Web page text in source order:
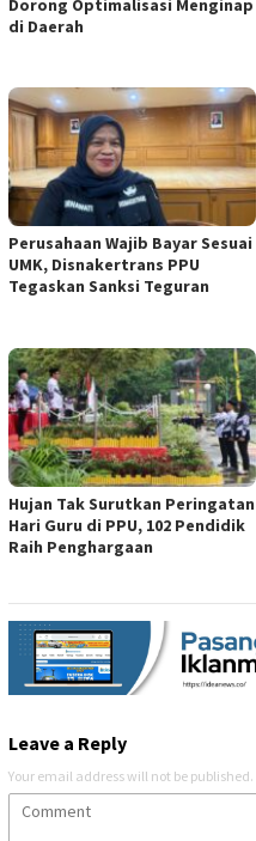
Dorong Optimalisasi Menginap
di Daerah
Perusahaan Wajib Bayar Sesuai
UMK, Disnakertrans PPU
Tegaskan Sanksi Teguran
Hujan Tak Surutkan Peringatan
Hari Guru di PPU, 102 Pendidik
Raih Penghargaan
Leave a Reply
Your email address will not be published.